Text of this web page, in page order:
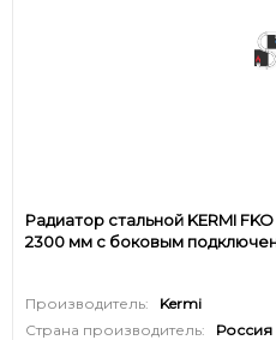
Радиатор стальной KERMI
2300 мм с боковым
Производитель:
Kermi
Страна производитель:
Россия